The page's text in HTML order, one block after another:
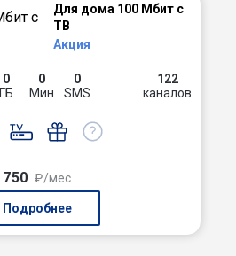
Для дома 100 Мбит с
ТВ
Акция
0
ГБ
0
Мин
0
SMS
122
каналов
750 ₽/мес
Подробнее